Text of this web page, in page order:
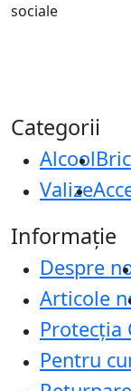
sociale
Categorii
Alcool
Valize
Informație
Despre
Articole
Protecţia
Pentru